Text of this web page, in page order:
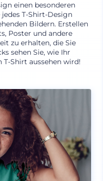
einen besonderen
T-Shirt-Design
Bildern. Erstellen
Poster und andere
zu erhalten, die Sie
sehen Sie, wie Ihr
Shirt aussehen wird!